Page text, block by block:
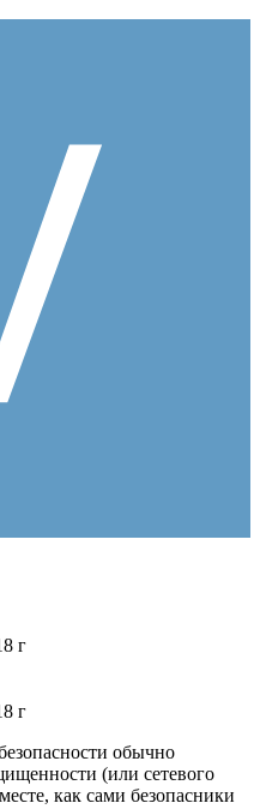
г
г
обычно
(или сетевого
как сами безопасники